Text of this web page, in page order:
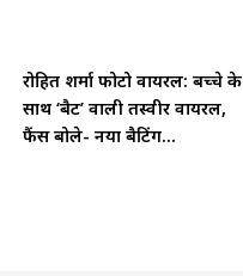
रोहित शर्मा फोटो वायरल: बच्चे के
साथ ‘बैट’ वाली तस्वीर वायरल,
फैंस बोले- नया बैटिंग...